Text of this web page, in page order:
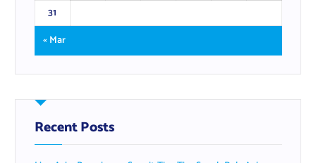
31
« Mar
Recent Posts